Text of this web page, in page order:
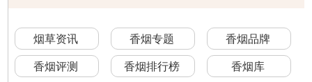
烟草资讯 香烟专题
香烟品牌
香烟评测
香烟排行榜 香烟库